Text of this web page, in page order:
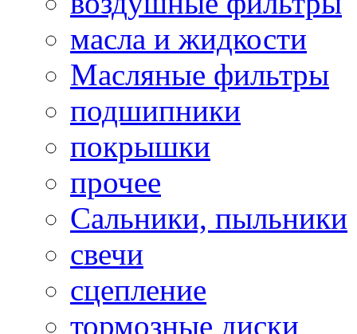
масла и жидкости
Масляные фильтры
подшипники
покрышки
прочее
Сальники, пыльники
свечи
сцепление
тормозные диски